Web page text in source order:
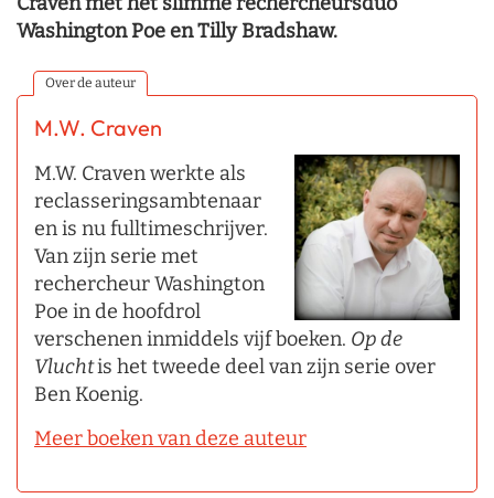
Washington Poe en Tilly Bradshaw.
Over de auteur
M.W. Craven
M.W. Craven werkte als
reclasseringsambtenaar
en is nu fulltimeschrijver.
Van zijn serie met
rechercheur Washington
Poe in de hoofdrol
verschenen inmiddels vijf boeken. Op de
Vluchtis het tweede deel van zijn serie over
Ben Koenig.
Meer boeken van deze auteur